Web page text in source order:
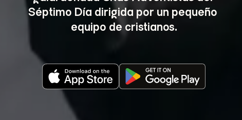
Séptimo Día dirigida por un pequeño
equipo de cristianos.